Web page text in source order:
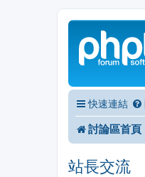
快速連結
討論區首頁
站長交流